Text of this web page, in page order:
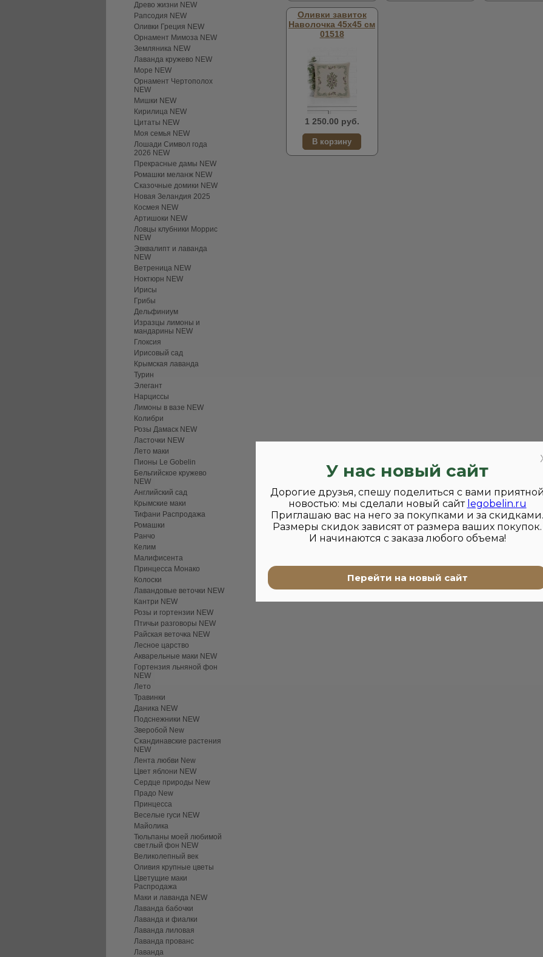
Древо жизни NEW
Рапсодия NEW
Оливки Греция NEW
Орнамент Мимоза NEW
Земляника NEW
Лаванда кружево NEW
Море NEW
Орнамент Чертополох
NEW
Мишки NEW
Кирилица NEW
Цитаты NEW
Моя семья NEW
Лошади Символ года
2026 NEW
Прекрасные дамы NEW
Ромашки меланж NEW
Сказочные домики NEW
Новая Зеландия 2025
Космея NEW
Артишоки NEW
Ловцы клубники Моррис
NEW
Эвквалипт и лаванда
NEW
Ветреница NEW
Ноктюрн NEW
Ирисы
Грибы
Дельфиниум
Изразцы лимоны и
мандарины NEW
Глоксия
Ирисовый сад
Крымская лаванда
Турин
Элегант
Нарциссы
Лимоны в вазе NEW
Колибри
Розы Дамаск NEW
Ласточки NEW
Лето маки
Пионы Le Gobelin
Бельгийское кружево
NEW
Английский сад
Крымские маки
Тифани Распродажа
Ромашки
Ранчо
Келим
Малифисента
Принцесса Монако
Колоски
Лавандовые веточки NEW
Кантри NEW
Розы и гортензии NEW
Птичьи разговоры NEW
Райская веточка NEW
Лесное царство
Акварельные маки NEW
Гортензия льняной фон
NEW
Лето
Травинки
Даника NEW
Подснежники NEW
Зверобой New
Скандинавские растения
NEW
Лента любви New
Цвет яблони NEW
Сердце природы New
Прадо New
Принцесса
Веселые гуси NEW
Майолика
Тюльпаны моей любимой
светлый фон NEW
Великолепный век
Оливия крупные цветы
Цветущие маки
Распродажа
Маки и лаванда NEW
Лаванда бабочки
Лаванда и фиалки
Лаванда лиловая
Лаванда прованс
Лаванда
Оливки завиток
Наволочка 45х45 см
01518
1 250.00 руб.
У нас новый сайт
Дорогие друзья, спешу поделиться с вами приятной
новостью: мы сделали новый сайт legobelin.ru
Приглашаю вас на него за покупками и за скидками.
Размеры скидок зависят от размера ваших покупок.
И начинаются с заказа любого объема!
Перейти на новый сайт